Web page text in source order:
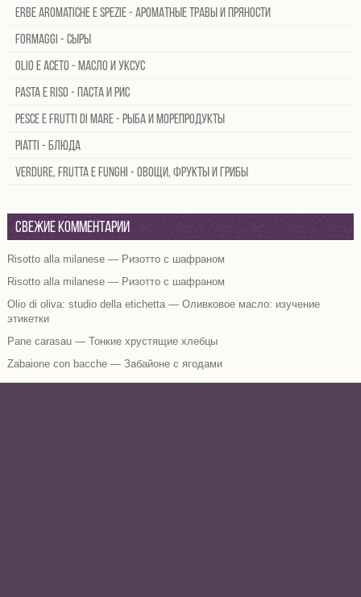
Erbe aromatiche e spezie - Ароматные травы и пряности
Formaggi - Сыры
Olio e aceto - Масло и уксус
Pasta e riso - Паста и рис
Pesce e frutti di mare - Рыба и морепродукты
Piatti - Блюда
Verdure, frutta e funghi - Овощи, фрукты и грибы
Свежие комментарии
Risotto alla milanese — Ризотто с шафраном
Risotto alla milanese — Ризотто с шафраном
Olio di oliva: studio della etichetta — Оливковое масло: изучение
этикетки
Pane carasau — Тонкие хрустящие хлебцы
Zabaione con bacche — Забайоне с ягодами